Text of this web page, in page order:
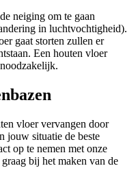
neiging om te gaan
in luchtvochtigheid).
gaat storten zullen er
Een houten vloer
vloer vervangen door
jouw situatie de beste
op te nemen met onze
bij het maken van de